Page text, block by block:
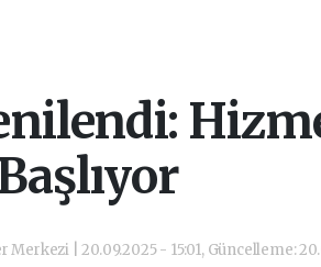
| 20.09.2025 - 15:01, Güncelleme: